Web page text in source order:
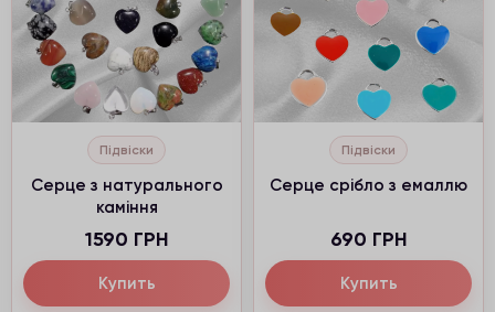
Підвіски
Серце з натурального
каміння
1590 ГРН
Купить
Підвіски
Серце срібло з емаллю
690 ГРН
Купить